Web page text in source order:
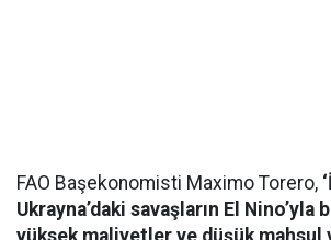
FAO Başekonomisti Maximo Torero,
Ukrayna’daki savaşların El Nino’yla
yüksek maliyetler ve düşük